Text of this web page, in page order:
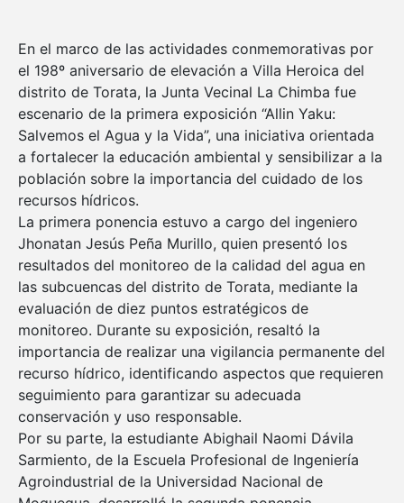
En el marco de las actividades conmemorativas por
el 198º aniversario de elevación a Villa Heroica del
distrito de Torata, la Junta Vecinal La Chimba fue
escenario de la primera exposición “Allin Yaku:
Salvemos el Agua y la Vida”, una iniciativa orientada
a fortalecer la educación ambiental y sensibilizar a la
población sobre la importancia del cuidado de los
recursos hídricos.
La primera ponencia estuvo a cargo del ingeniero
Jhonatan Jesús Peña Murillo, quien presentó los
resultados del monitoreo de la calidad del agua en
las subcuencas del distrito de Torata, mediante la
evaluación de diez puntos estratégicos de
monitoreo. Durante su exposición, resaltó la
importancia de realizar una vigilancia permanente del
recurso hídrico, identificando aspectos que requieren
seguimiento para garantizar su adecuada
conservación y uso responsable.
Por su parte, la estudiante Abighail Naomi Dávila
Sarmiento, de la Escuela Profesional de Ingeniería
Agroindustrial de la Universidad Nacional de